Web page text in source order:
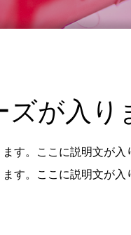
が入り
す。ここに説明文が入
す。ここに説明文が入